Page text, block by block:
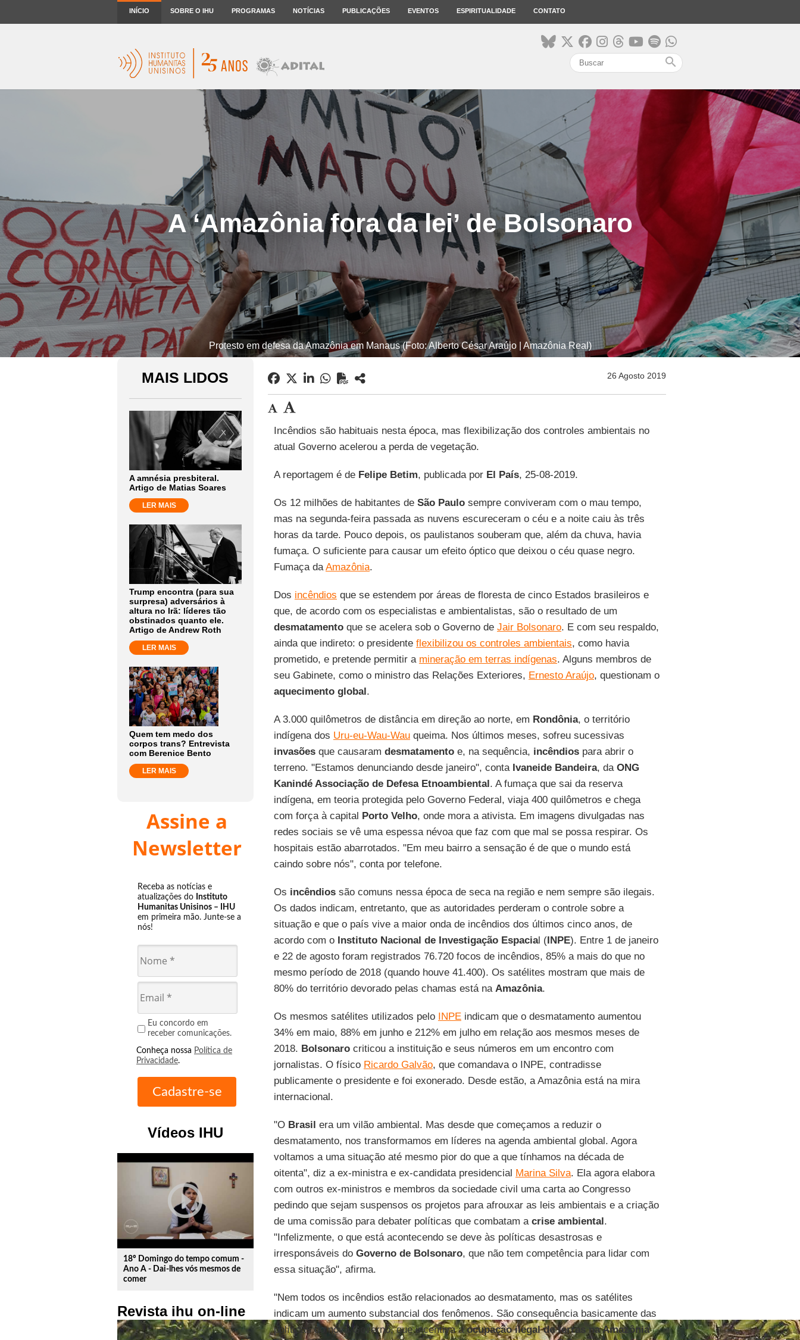
INÍCIO SOBRE O IHU PROGRAMAS NOTÍCIAS PUBLICAÇÕES EVENTOS ESPIRITUALIDADE CONTATO
search
A ‘Amazônia fora da lei’ de Bolsonaro
Protesto em defesa da Amazônia em Manaus (Foto: Alberto César Araújo | Amazônia Real)
MAIS LIDOS
A amnésia presbiteral.
Artigo de Matias Soares
LER MAIS
Trump encontra (para sua
surpresa) adversários à
altura no Irã: líderes tão
obstinados quanto ele.
Artigo de Andrew Roth
LER MAIS
Quem tem medo dos
corpos trans? Entrevista
com Berenice Bento
LER MAIS
Assine a
Newsletter
Receba as notícias e
atualizações do Instituto
Humanitas Unisinos – IHU
em primeira mão. Junte-se a
nós!
Eu concordo em
receber comunicações.
Conheça nossa Política de
Privacidade.
Vídeos IHU
play_circle_outline
18º Domingo do tempo comum -
Ano A - Dai-lhes vós mesmos de
comer
Revista ihu on-line
26 Agosto 2019
Incêndios são habituais nesta época, mas flexibilização dos controles ambientais no
atual Governo acelerou a perda de vegetação.
A reportagem é de Felipe Betim, publicada por El País, 25-08-2019.
Os 12 milhões de habitantes de São Paulosempre conviveram com o mau tempo,
mas na segunda-feira passada as nuvens escureceram o céu e a noite caiu às três
horas da tarde. Pouco depois, os paulistanos souberam que, além da chuva, havia
fumaça. O suficiente para causar um efeito óptico que deixou o céu quase negro.
Fumaça daAmazônia.
Dos incêndios que se estendem por áreas de floresta de cinco Estados brasileiros e
que, de acordo com os especialistas e ambientalistas, são o resultado de um
desmatamentoque se acelera sob o Governo de Jair Bolsonaro. E com seu respaldo,
ainda que indireto: o presidente flexibilizou os controles ambientais, como havia
prometido, e pretende permitir a mineração em terras indígenas. Alguns membros de
seu Gabinete, como o ministro das Relações Exteriores, Ernesto Araújo, questionam o
aquecimento global.
A 3.000 quilômetros de distância em direção ao norte, em Rondônia, o território
indígena dos Uru-eu-Wau-Wauqueima. Nos últimos meses, sofreu sucessivas
invasõesque causaram desmatamentoe, na sequência, incêndiospara abrir o
terreno. "Estamos denunciando desde janeiro", conta Ivaneide Bandeira, da ONG
Kanindé Associação de Defesa Etnoambiental. A fumaça que sai da reserva
indígena, em teoria protegida pelo Governo Federal, viaja 400 quilômetros e chega
com força à capital Porto Velho, onde mora a ativista. Em imagens divulgadas nas
redes sociais se vê uma espessa névoa que faz com que mal se possa respirar. Os
hospitais estão abarrotados. "Em meu bairro a sensação é de que o mundo está
caindo sobre nós", conta por telefone.
Os incêndiossão comuns nessa época de seca na região e nem sempre são ilegais.
Os dados indicam, entretanto, que as autoridades perderam o controle sobre a
situação e que o país vive a maior onda de incêndios dos últimos cinco anos, de
acordo com o Instituto Nacional de Investigação Espacial (INPE). Entre 1 de janeiro
e 22 de agosto foram registrados 76.720 focos de incêndios, 85% a mais do que no
mesmo período de 2018 (quando houve 41.400). Os satélites mostram que mais de
80% do território devorado pelas chamas está na Amazônia.
Os mesmos satélites utilizados pelo INPEindicam que o desmatamento aumentou
34% em maio, 88% em junho e 212% em julho em relação aos mesmos meses de
2018. Bolsonarocriticou a instituição e seus números em um encontro com
jornalistas. O físico Ricardo Galvão, que comandava o INPE, contradisse
publicamente o presidente e foi exonerado. Desde estão, a Amazônia está na mira
internacional.
"O Brasil era um vilão ambiental. Mas desde que começamos a reduzir o
desmatamento, nos transformamos em líderes na agenda ambiental global. Agora
voltamos a uma situação até mesmo pior do que a que tínhamos na década de
oitenta", diz a ex-ministra e ex-candidata presidencial Marina Silva. Ela agora elabora
com outros ex-ministros e membros da sociedade civil uma carta ao Congresso
pedindo que sejam suspensos os projetos para afrouxar as leis ambientais e a criação
de uma comissão para debater políticas que combatam a crise ambiental.
"Infelizmente, o que está acontecendo se deve às políticas desastrosas e
irresponsáveis do Governo de Bolsonaro, que não tem competência para lidar com
essa situação", afirma.
"Nem todos os incêndios estão relacionados ao desmatamento, mas os satélites
indicam um aumento substancial dos fenômenos. São consequência basicamente das
políticas do novo Governo, que incentiva aocupação ilegal de terras na Amazônia